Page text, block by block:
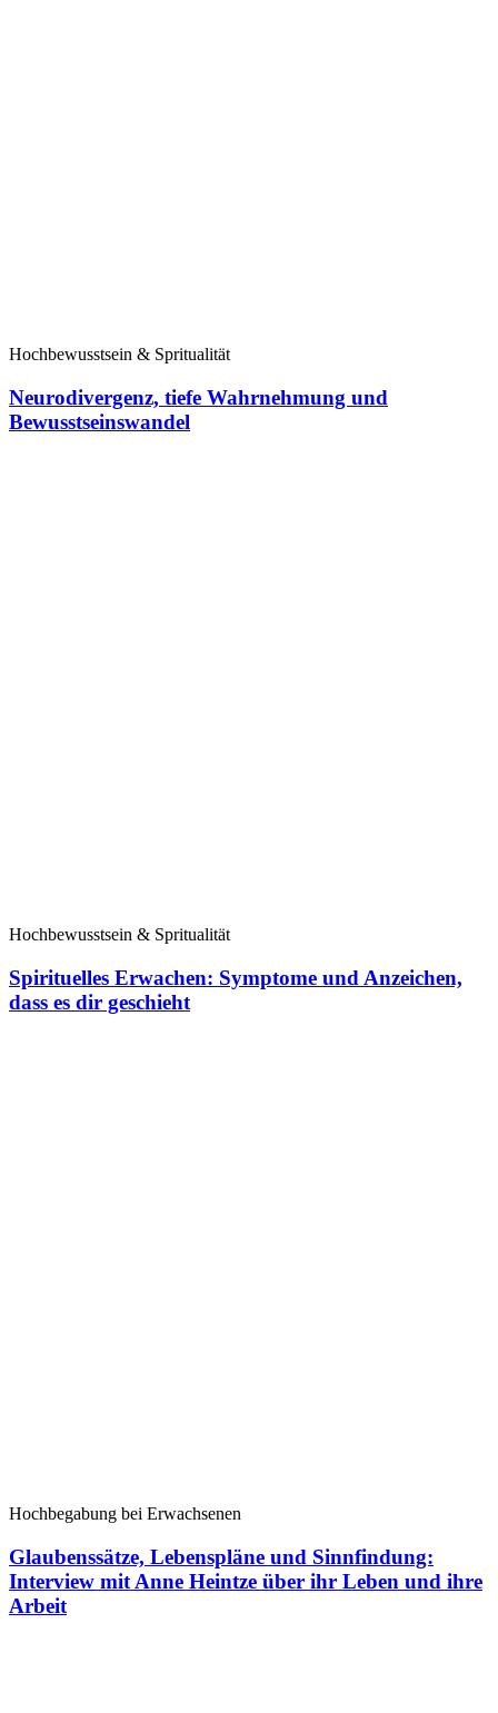
Hochbewusstsein & Spritualität
Neurodivergenz, tiefe Wahrnehmung und
Bewusstseinswandel
Hochbewusstsein & Spritualität
Spirituelles Erwachen: Symptome und Anzeichen,
dass es dir geschieht
Hochbegabung bei Erwachsenen
Glaubenssätze, Lebenspläne und Sinnfindung:
Interview mit Anne Heintze über ihr Leben und ihre
Arbeit